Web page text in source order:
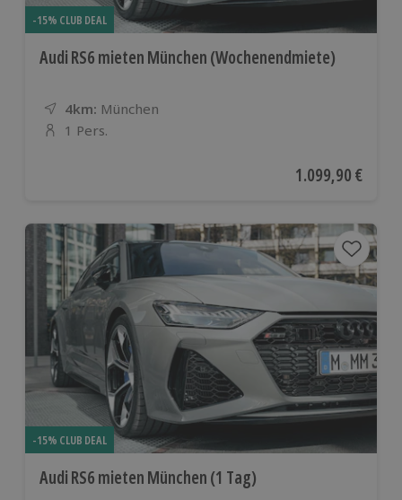
-15% CLUB DEAL
Audi RS6 mieten München (Wochenendmiete)
4km: Entfernung
Standort
München
Anzahl der Teilnehmer
1 Pers.
Aktueller Preis
1.099,90 €
-15% CLUB DEAL
Audi RS6 mieten München (1 Tag)